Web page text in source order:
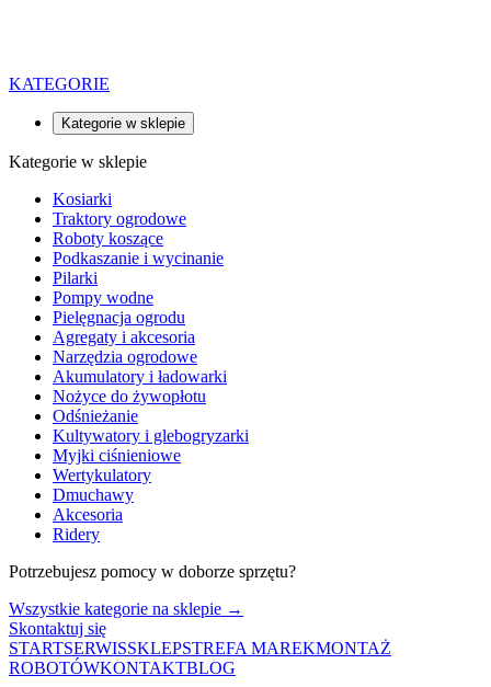
KATEGORIE
Kategorie w sklepie
Kategorie w sklepie
Kosiarki
Traktory ogrodowe
Roboty koszące
Podkaszanie i wycinanie
Pilarki
Pompy wodne
Pielęgnacja ogrodu
Agregaty i akcesoria
Narzędzia ogrodowe
Akumulatory i ładowarki
Nożyce do żywopłotu
Odśnieżanie
Kultywatory i glebogryzarki
Myjki ciśnieniowe
Wertykulatory
Dmuchawy
Akcesoria
Ridery
Potrzebujesz pomocy w doborze sprzętu?
Wszystkie kategorie na sklepie →
Skontaktuj się
STARTSERWISSKLEPSTREFA MAREKMONTAŻ
ROBOTÓWKONTAKTBLOG